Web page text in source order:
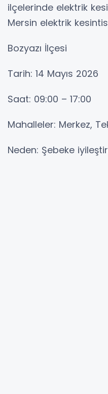
ilçelerinde elektrik
Mersin elektrik
Bozyazı İlçesi
Tarih: 14 Mayıs 2026
Saat: 09:00 – 17:00
Mahalleler: Merkez,
Neden: Şebeke